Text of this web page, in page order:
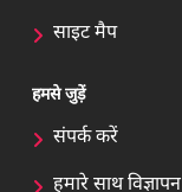
साइट मैप
हमसे जुड़ें
संपर्क करें
हमारे साथ विज्ञापन